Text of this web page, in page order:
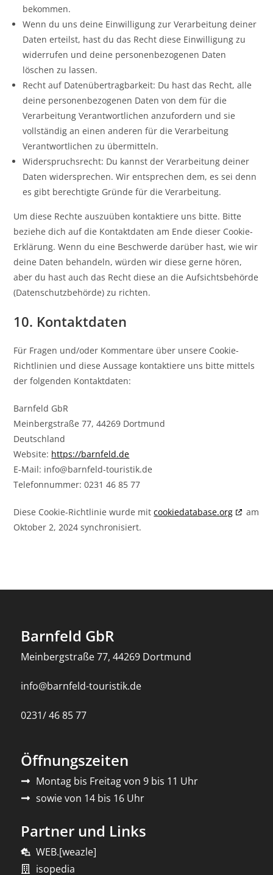
bekommen.
Wenn du uns deine Einwilligung zur Verarbeitung deiner
Daten erteilst, hast du das Recht diese Einwilligung zu
widerrufen und deine personenbezogenen Daten
löschen zu lassen.
Recht auf Datenübertragbarkeit: Du hast das Recht, alle
deine personenbezogenen Daten von dem für die
Verarbeitung Verantwortlichen anzufordern und sie
vollständig an einen anderen für die Verarbeitung
Verantwortlichen zu übermitteln.
Widerspruchsrecht: Du kannst der Verarbeitung deiner
Daten widersprechen. Wir entsprechen dem, es sei denn
es gibt berechtigte Gründe für die Verarbeitung.
Um diese Rechte auszuüben kontaktiere uns bitte. Bitte
beziehe dich auf die Kontaktdaten am Ende dieser Cookie-
Erklärung. Wenn du eine Beschwerde darüber hast, wie wir
deine Daten behandeln, würden wir diese gerne hören,
aber du hast auch das Recht diese an die Aufsichtsbehörde
(Datenschutzbehörde) zu richten.
10. Kontaktdaten
Für Fragen und/oder Kommentare über unsere Cookie-
Richtlinien und diese Aussage kontaktiere uns bitte mittels
der folgenden Kontaktdaten:
Barnfeld GbR
Meinbergstraße 77, 44269 Dortmund
Deutschland
Website: https://barnfeld.de
E-Mail: info@barnfeld-touristik.de
Telefonnummer: 0231 46 85 77
Diese Cookie-Richtlinie wurde mitcookiedatabase.org
am
Oktober 2, 2024 synchronisiert.
Barnfeld GbR
Meinbergstraße 77, 44269 Dortmund
info@barnfeld-touristik.de
0231/ 46 85 77
Öffnungszeiten
Montag bis Freitag von 9 bis 11 Uhr
sowie von 14 bis 16 Uhr
Partner und Links
WEB.[weazle]
isopedia